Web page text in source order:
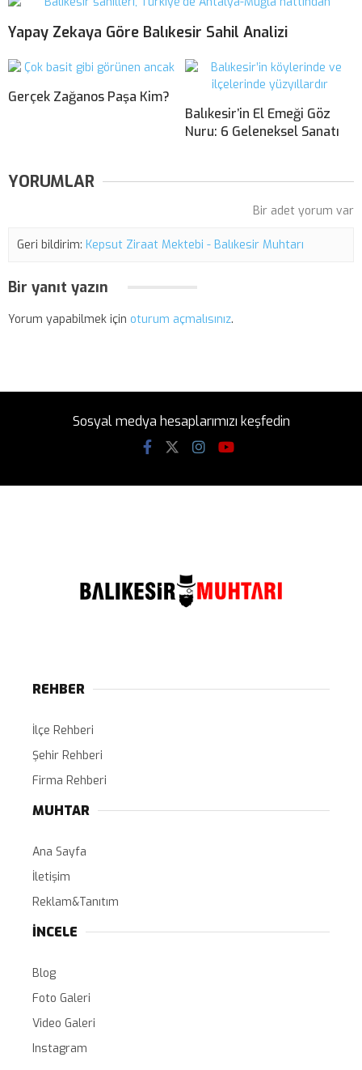
Yapay Zekaya Göre Balıkesir Sahil Analizi
Gerçek Zağanos Paşa Kim?
Balıkesir’in El Emeği Göz
Nuru: 6 Geleneksel Sanatı
YORUMLAR
Bir adet yorum var
Geri bildirim: Kepsut Ziraat Mektebi - Balıkesir Muhtarı
Bir yanıt yazın
Yorum yapabilmek için oturum açmalısınız.
Sosyal medya hesaplarımızı keşfedin
REHBER
İlçe Rehberi
Şehir Rehberi
Firma Rehberi
MUHTAR
Ana Sayfa
İletişim
Reklam&Tanıtım
İNCELE
Blog
Foto Galeri
Video Galeri
Instagram